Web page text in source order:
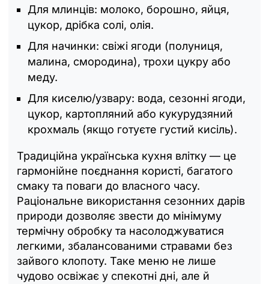
Для млинців: молоко, борошно, яйця,
цукор, дрібка солі, олія.
Для начинки: свіжі ягоди (полуниця,
малина, смородина), трохи цукру або
меду.
Для киселю/узвару: вода, сезонні ягоди,
цукор, картопляний або кукурудзяний
крохмаль (якщо готуєте густий кисіль).
Традиційна українська кухня влітку — це
гармонійне поєднання користі, багатого
смаку та поваги до власного часу.
Раціональне використання сезонних дарів
природи дозволяє звести до мінімуму
термічну обробку та насолоджуватися
легкими, збалансованими стравами без
зайвого клопоту. Таке меню не лише
чудово освіжає у спекотні дні, але й